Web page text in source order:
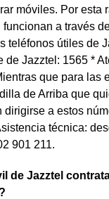
móviles. Por esta
a través
teléfonos útiles de
de Jazztel: 1565 *
que para las
de Arriba que
dirigirse a estos
técnica:
901 211.
de Jazztel